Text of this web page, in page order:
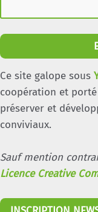
Ce site galope sous
coopération et
préserver et
conviviaux.
Sauf mention
Licence Creative